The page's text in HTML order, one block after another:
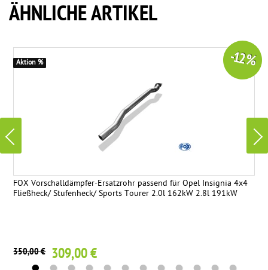
ÄHNLICHE ARTIKEL
FOX Vorschalldämpfer-Ersatzrohr passend für Opel Insignia 4x4
Fließheck/ Stufenheck/ Sports Tourer 2.0l 162kW 2.8l 191kW
350,00 € 309,00 €
-12 %
Aktion %